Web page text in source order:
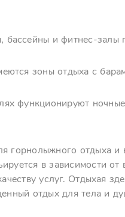
бассейны и фитнес-залы
зоны отдыха с
функционируют
горнолыжного отдыха и
в зависимости от
услуг. Отдыхая
отдых для тела и